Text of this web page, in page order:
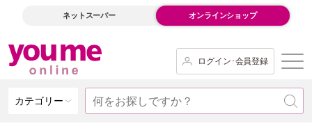
ネットスーパー オンラインショップ
ログイン･会員登録
カテゴリー